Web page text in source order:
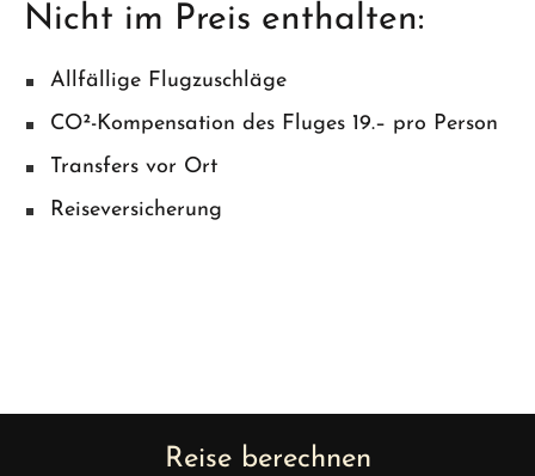
Nicht im Preis enthalten:
Allfällige Flugzuschläge
CO²-Kompensation des Fluges 19.– pro Person
Transfers vor Ort
Reiseversicherung
Reise berechnen